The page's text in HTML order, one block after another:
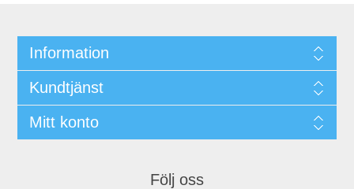
Information
Kundtjänst
Mitt konto
Följ oss